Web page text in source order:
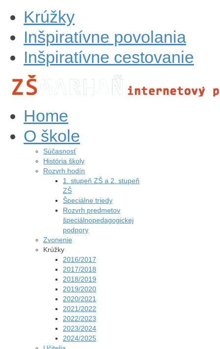
Krúžky
Inšpiratívne povolania
Inšpiratívne cestovanie
Home
O škole
Súčasnosť
História školy
Rozvrh hodín
1. stupeň ZŠ a 2. stupeň
ZŠ
Špeciálne triedy
Rozvrh predmetov
špeciálnopedagogickej
podpory
Zvonenie
Krúžky
2016/2017
2017/2018
2018/2019
2019/2020
2020/2021
2021/2022
2022/2023
2023/2024
2024/2025